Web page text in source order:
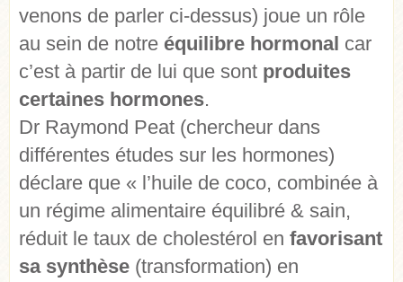
venons de parler ci-dessus) joue un rôle
au sein de notre équilibre hormonal car
c’est à partir de lui que sont produites
certaines hormones.
Dr Raymond Peat (chercheur dans
différentes études sur les hormones)
déclare que « l’huile de coco, combinée à
un régime alimentaire équilibré & sain,
réduit le taux de cholestérol en favorisant
sa synthèse (transformation) en